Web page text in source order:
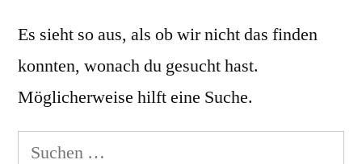
Es sieht so aus, als ob wir nicht das finden
konnten, wonach du gesucht hast.
Möglicherweise hilft eine Suche.
Suchen